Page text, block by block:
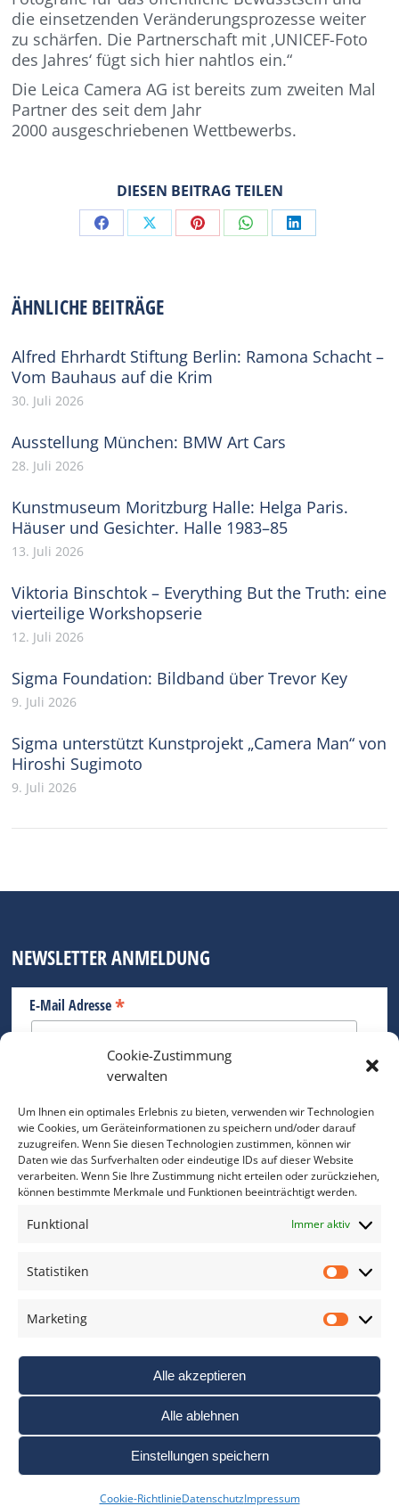
Cookie-Zustimmung
verwalten
Um Ihnen ein optimales Erlebnis zu bieten, verwenden wir Technologien
wie Cookies, um Geräteinformationen zu speichern und/oder darauf
zuzugreifen. Wenn Sie diesen Technologien zustimmen, können wir
Daten wie das Surfverhalten oder eindeutige IDs auf dieser Website
verarbeiten. Wenn Sie Ihre Zustimmung nicht erteilen oder zurückziehen,
können bestimmte Merkmale und Funktionen beeinträchtigt werden.
Funktional Immer aktiv
Statistiken
Marketing
Alle akzeptieren
Alle ablehnen
Einstellungen speichern
Cookie-RichtlinieDatenschutzImpressum
die einsetzenden Veränderungsprozesse weiter
zu schärfen. Die Partnerschaft mit ‚UNICEF-Foto
des Jahres‘ fügt sich hier nahtlos ein.“
Die Leica Camera AG ist bereits zum zweiten Mal
Partner des seit dem Jahr
2000 ausgeschriebenen Wettbewerbs.
DIESEN BEITRAG TEILEN
Share Share Share Share Share
ÄHNLICHE BEITRÄGE
Alfred Ehrhardt Stiftung Berlin: Ramona Schacht –
Vom Bauhaus auf die Krim
30. Juli 2026
Ausstellung München: BMW Art Cars
28. Juli 2026
Kunstmuseum Moritzburg Halle: Helga Paris.
Häuser und Gesichter. Halle 1983–85
13. Juli 2026
Viktoria Binschtok – Everything But the Truth: eine
vierteilige Workshopserie
12. Juli 2026
Sigma Foundation: Bildband über Trevor Key
9. Juli 2026
Sigma unterstützt Kunstprojekt „Camera Man“ von
Hiroshi Sugimoto
9. Juli 2026
NEWSLETTER ANMELDUNG
E-Mail Adresse*
Bitte geben Sie Ihre E-Mail Adresse ein.
*